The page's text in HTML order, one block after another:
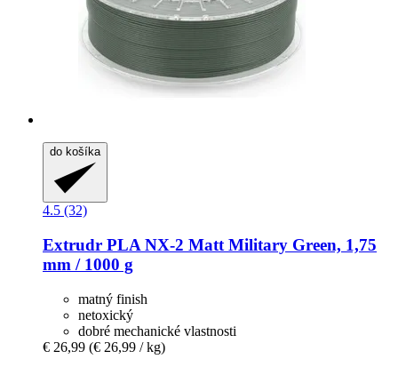
do košíka
4.5 (32)
Extrudr PLA NX-​2 Matt Military Green, 1,75
mm / 1000 g
matný finish
netoxický
dobré mechanické vlastnosti
€ 26,99 (€ 26,99 / kg)